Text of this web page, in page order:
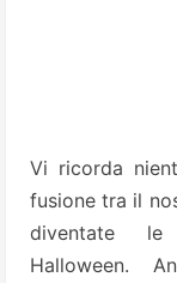
Vi ricorda
fusione tra il
diventate le
Halloween.